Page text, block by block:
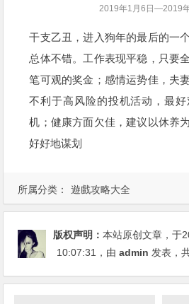
所属分类： 遊戲攻略大全
2019年1月6日—2019
干支乙丑，进入狗年的最后的一
总体不错。工作表现平稳，只要
笔可观的奖金；感情运势佳，夫
不利于高风险的投机活动，最
机；健康方面欠佳，建议以休养
好好地谋划
版权声明：本站原创文章，于
10:07:31 ，由admin 发表，